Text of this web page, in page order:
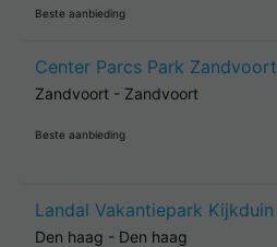
Beste aanbieding
Center Parcs Park Zandvoort
Zandvoort - Zandvoort
Beste aanbieding
Landal Vakantiepark Kijkduin
Den haag - Den haag